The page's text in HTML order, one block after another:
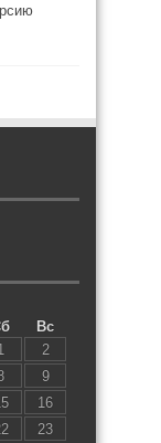
Вс
2
9
16
23